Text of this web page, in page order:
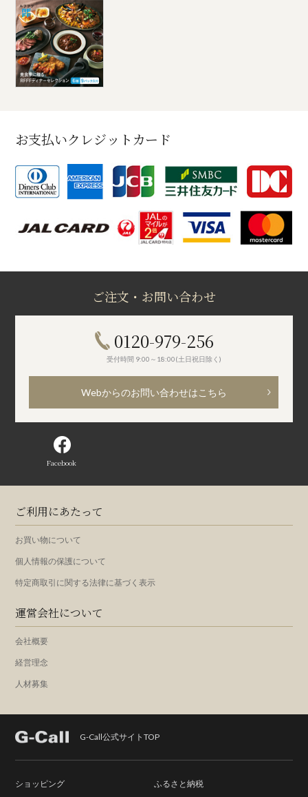
お支払いクレジットカード
ご注文・お問い合わせ
0120-979-256
受付時間 9:00～18:00(土日祝日除く)
Webからのお問い合わせはこちら
Facebook
ご利用にあたって
お買い物について
個人情報の保護について
特定商取引に関する法律に基づく表示
運営会社について
会社概要
経営理念
人材募集
G-Call公式サイトTOP
ショッピング ふるさと納税